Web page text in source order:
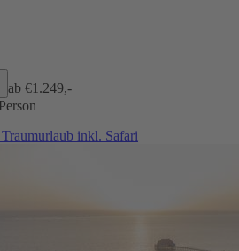
ab €1.249,-
inkl. Safari